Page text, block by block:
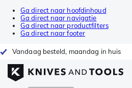
Ga direct naar hoofdinhoud
Ga direct naar navigatie
Ga direct naar productfilters
Ga direct naar footer
Vandaag besteld, maandag in huis